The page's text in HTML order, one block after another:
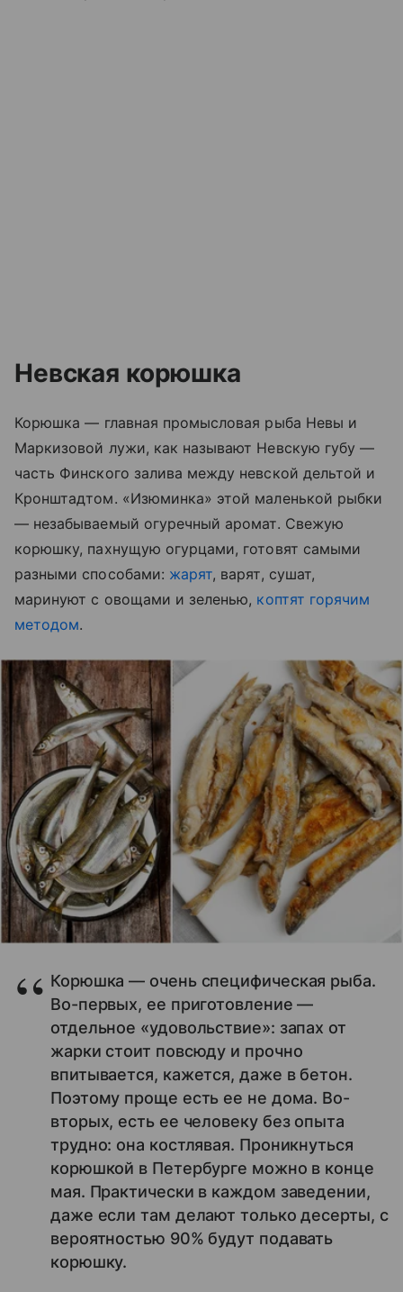
Невская корюшка
Корюшка— главная промысловая рыба Невы и
Маркизовой лужи, как называют Невскую губу—
часть Финского залива между невской дельтой и
Кронштадтом. «Изюминка» этой маленькой рыбки
— незабываемый огуречный аромат. Свежую
корюшку, пахнущую огурцами, готовят самыми
разными способами: жарят, варят, сушат,
маринуют с овощами и зеленью, коптят горячим
методом.
Корюшка — очень специфическая рыба.
Во-первых, ее приготовление —
отдельное «удовольствие»: запах от
жарки стоит повсюду и прочно
впитывается, кажется, даже в бетон.
Поэтому проще есть ее не дома. Во-
вторых, есть ее человеку без опыта
трудно: она костлявая. Проникнуться
корюшкой в Петербурге можно в конце
мая. Практически в каждом заведении,
даже если там делают только десерты, с
вероятностью 90% будут подавать
корюшку.